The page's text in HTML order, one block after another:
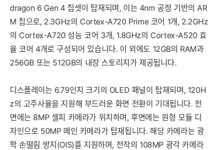
dragon 6 Gen 4 칩셋이 탑재되며, 이는 4nm 공정 기반의 AR
M 칩으로, 2.3GHz의 Cortex-A720 Prime 코어 1개, 2.2GHz
의 Cortex-A720 성능 코어 3개, 1.8GHz의 Cortex-A520 효
율 코어 4개로 구성되어 있습니다. 이 외에도 12GB의 RAM과
256GB 또는 512GB의 내장 스토리지가 제공됩니다.
디스플레이는 6.79인치 크기의 OLED 패널이 탑재되며, 120H
z의 고주사율을 지원해 부드러운 화면 전환이 기대됩니다. 전
면에는 8MP 셀피 카메라가 위치하며, 후면에는 원형 모듈 디
자인으로 50MP 메인 카메라가 탑재됩니다. 해당 카메라는 광
학 손떨림 방지(OIS)를 지원하며, 전작의 108MP 광각 카메라